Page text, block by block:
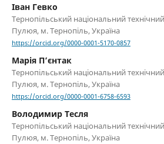
Іван Гевко
Тернопільський національний технічний
Пулюя, м. Тернопіль, Україна
https://orcid.org/0000-0001-5170-0857
Марія П’єнтак
Тернопільський національний технічний
Пулюя, м. Тернопіль, Україна
https://orcid.org/0000-0001-6758-6593
Володимир Тесля
Тернопільський національний технічний
Пулюя, м. Тернопіль, Україна